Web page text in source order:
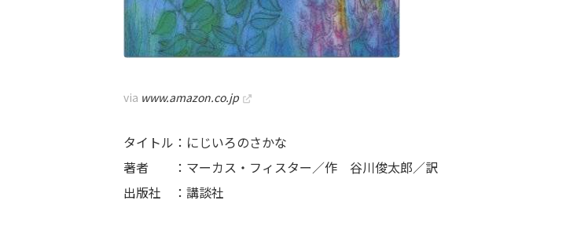
via www.amazon.co.jp
タイトル：にじいろのさかな
著者 ：マーカス・フィスター／作 谷川俊太郎／訳
出版社 ：講談社